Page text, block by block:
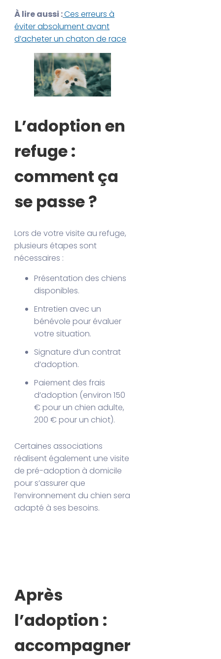
À lire aussi :Ces erreurs à
éviter absolument avant
d’acheter un chaton de race
L’adoption en
refuge :
comment ça
se passe ?
Lors de votre visite au refuge,
plusieurs étapes sont
nécessaires :
Présentation des chiens
disponibles.
Entretien avec un
bénévole pour évaluer
votre situation.
Signature d’un contrat
d’adoption.
Paiement des frais
d’adoption (environ 150
€ pour un chien adulte,
200 € pour un chiot).
Certaines associations
réalisent également une visite
de pré-adoption à domicile
pour s’assurer que
l’environnement du chien sera
adapté à ses besoins.
Après
l’adoption :
accompagner